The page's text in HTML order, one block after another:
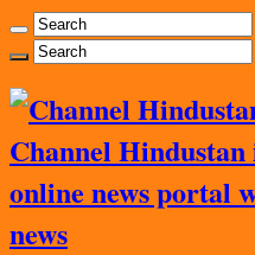
Channel Hindustan
online news portal
news